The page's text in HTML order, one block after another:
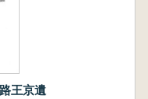
王京遺